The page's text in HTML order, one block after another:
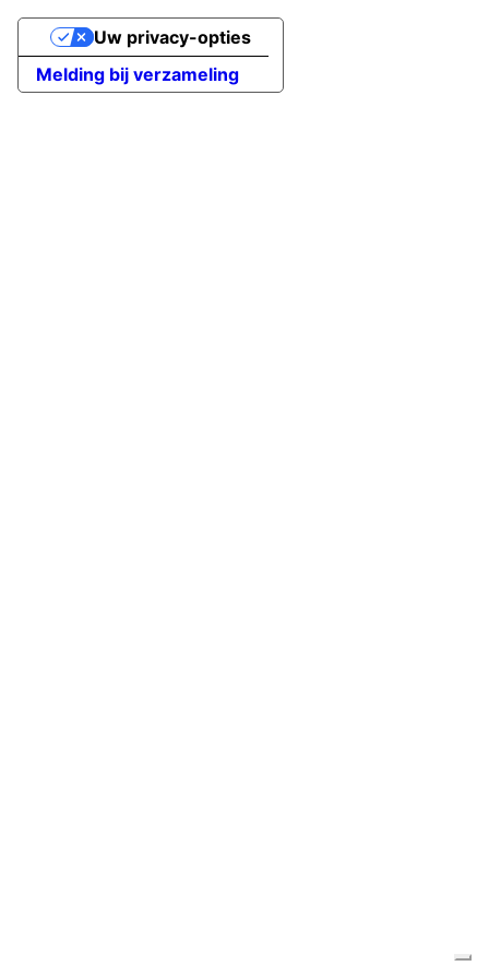
Melding bij verzameling
Uw privacy-opties